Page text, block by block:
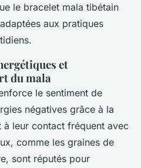
le bracelet mala tibétain
aux pratiques
et
du mala
le sentiment de
négatives grâce à la
à leur contact fréquent avec
comme les graines de
sont réputés pour